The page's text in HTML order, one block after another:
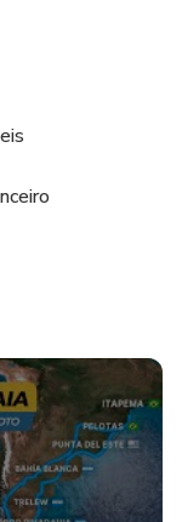
apenas sonhar.
usar. A